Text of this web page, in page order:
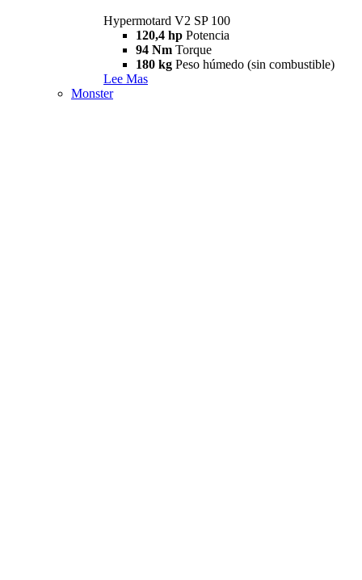
Hypermotard V2 SP 100
120,4 hp Potencia
94 Nm Torque
180 kg Peso húmedo (sin combustible)
Lee Mas
Monster